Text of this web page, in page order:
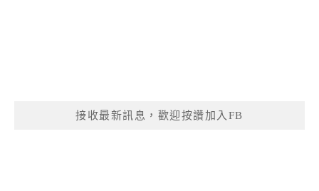
接收最新訊息，歡迎按讚加入FB